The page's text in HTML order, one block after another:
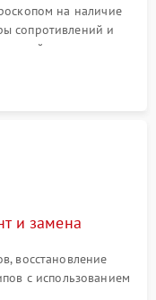
на наличие
сопротивлений и
питания,
и видеочипа.
и замена
восстановление
с использованием
микросхемы